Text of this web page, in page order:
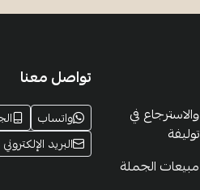
والاسترجاع في
توليفة
مبيعات الجملة
تواصل معنا
واتساب
البريد الإلكتروني